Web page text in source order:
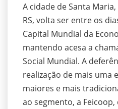
A cidade de Santa
RS, volta ser entre os
Capital Mundial da
mantendo acesa a
Social Mundial. A
realização de mais uma
maiores e mais
ao segmento, a